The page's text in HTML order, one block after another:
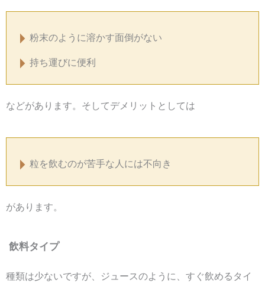
粉末のように溶かす面倒がない
持ち運びに便利
などがあります。そしてデメリットとしては
粒を飲むのが苦手な人には不向き
があります。
飲料タイプ
種類は少ないですが、ジュースのように、すぐ飲めるタイ